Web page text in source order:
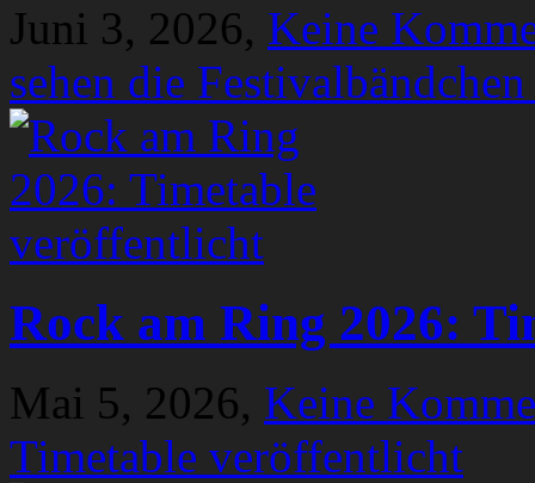
Juni 3, 2026, Keine
sehen die
Rock am Ring 2026:
Mai 5, 2026, Keine
Timetable veröffentlicht